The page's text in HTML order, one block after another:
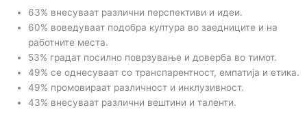
63% внесуваат различни перспективи и идеи.
60% воведуваат подобра култура во заедниците и на
работните места.
53% градат посилно поврзување и доверба во тимот.
49% се однесуваат со транспарентност, емпатија и етика.
49% промовираат различност и инклузивност.
43% внесуваат различни вештини и таленти.